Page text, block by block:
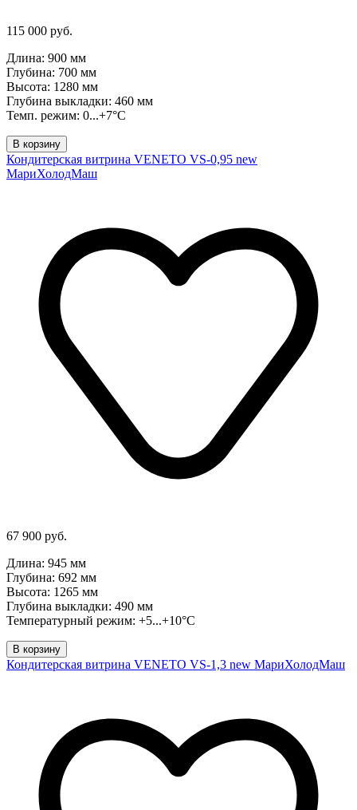
115 000 руб.
Длина: 900 мм
Глубина: 700 мм
Высота: 1280 мм
Глубина выкладки: 460 мм
Темп. режим: 0...+7°C
В корзину
Кондитерская витрина VENETO VS-0,95 new
МариХолодМаш
67 900 руб.
Длина: 945 мм
Глубина: 692 мм
Высота: 1265 мм
Глубина выкладки: 490 мм
Температурный режим: +5...+10°C
В корзину
Кондитерская витрина VENETO VS-1,3 new МариХолодМаш